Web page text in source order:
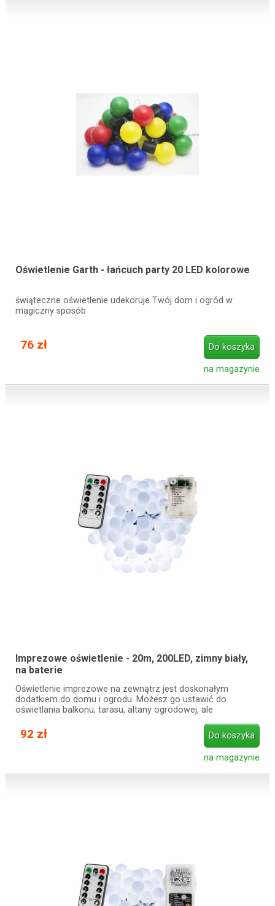
Oświetlenie Garth - łańcuch party 20 LED kolorowe
świąteczne oświetlenie udekoruje Twój dom i ogród w
magiczny sposób
76 zł Do koszyka
na magazynie
Imprezowe oświetlenie - 20m, 200LED, zimny biały,
na baterie
Oświetlenie imprezowe na zewnątrz jest doskonałym
dodatkiem do domu i ogrodu. Możesz go ustawić do
oświetlania balkonu, tarasu, altany ogrodowej, ale
92 zł Do koszyka
na magazynie